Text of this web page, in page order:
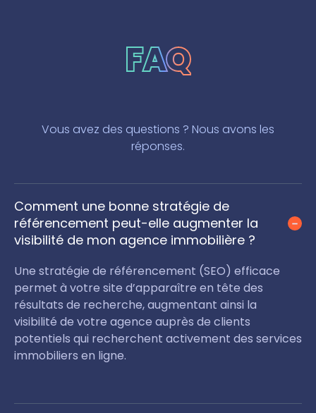
FAQ
Vous avez des questions ? Nous avons les
réponses.
Comment une bonne stratégie de
référencement peut-elle augmenter la
visibilité de mon agence immobilière ?
Une stratégie de référencement (SEO) efficace
permet à votre site d’apparaître en tête des
résultats de recherche, augmentant ainsi la
visibilité de votre agence auprès de clients
potentiels qui recherchent activement des services
immobiliers en ligne.